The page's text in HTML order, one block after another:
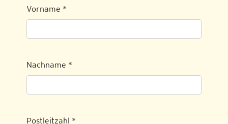
Vorname *
Nachname *
Postleitzahl *